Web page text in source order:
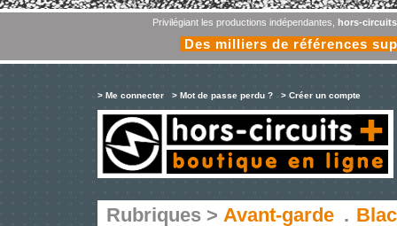
Privilégiant les productions indépendantes, hors-
Des milliers de références
> Me connecter > Mot de passe perdu ? > Créer un compte
Rubriques > Avant-garde .